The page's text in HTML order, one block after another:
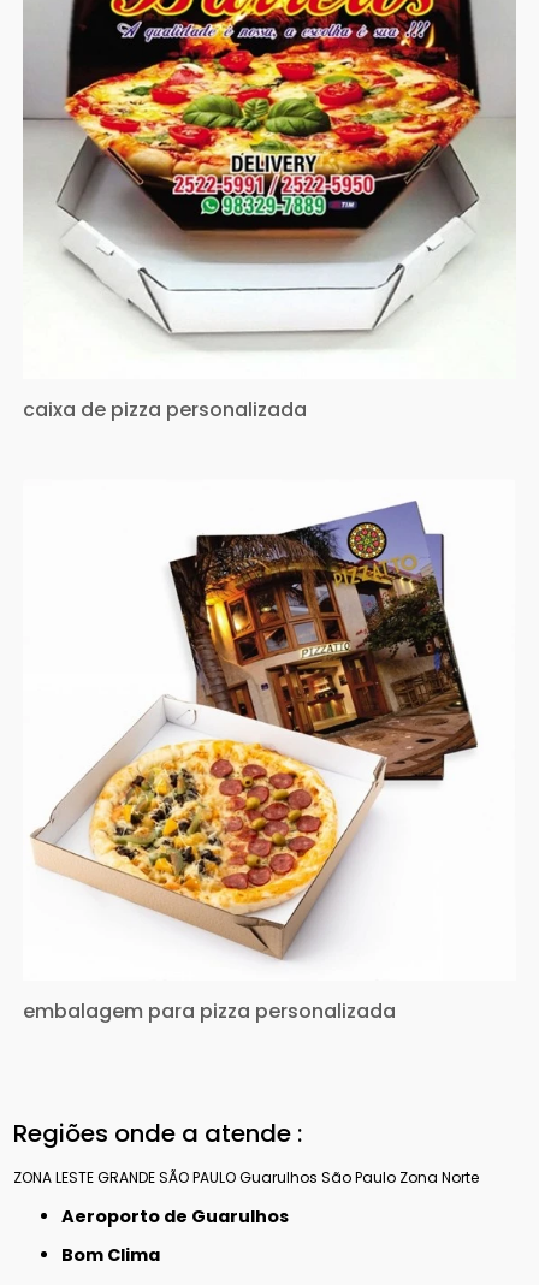
caixa de pizza personalizada
embalagem para pizza personalizada
Regiões onde a atende :
ZONA LESTEGRANDE SÃO PAULOGuarulhos São Paulo Zona Norte
Aeroporto de Guarulhos
Bom Clima